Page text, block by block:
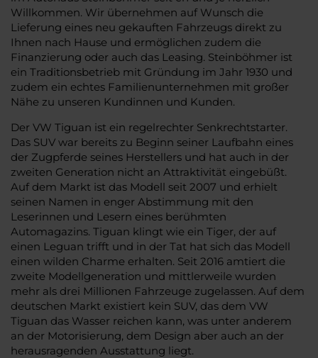
Willkommen. Wir übernehmen auf Wunsch die
Lieferung eines neu gekauften Fahrzeugs direkt zu
Ihnen nach Hause und ermöglichen zudem die
Finanzierung oder auch das Leasing. Steinböhmer ist
ein Traditionsbetrieb mit Gründung im Jahr 1930 und
zudem ein echtes Familienunternehmen mit großer
Nähe zu unseren Kundinnen und Kunden.
Der VW Tiguan ist ein regelrechter Senkrechtstarter.
Das SUV war bereits zu Beginn seiner Laufbahn eines
der Zugpferde seines Herstellers und hat auch in der
zweiten Generation nicht an Attraktivität eingebüßt.
Auf dem Markt ist das Modell seit 2007 und erhielt
seinen Namen in enger Abstimmung mit den
Leserinnen und Lesern eines berühmten
Automagazins. Tiguan klingt wie ein Tiger, der auf
einen Leguan trifft und in der Tat hat sich das Modell
einen wilden Charme erhalten. Seit 2016 amtiert die
zweite Modellgeneration und mittlerweile wurden
mehr als drei Millionen Fahrzeuge zugelassen. Auf dem
deutschen Markt existiert kein SUV, das dem VW
Tiguan das Wasser reichen kann, was unter anderem
an der Motorisierung, dem Design aber auch an der
herausragenden Ausstattung liegt.